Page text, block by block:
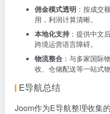
佣金模式透明 ：按成交
用，利润计算清晰。
本地化支持 ：提供中文
跨境运营语言障碍。
物流整合 ：与多家国际
收、仓储配送等一站式物
E导航总结
Joom作为E导航整理收集